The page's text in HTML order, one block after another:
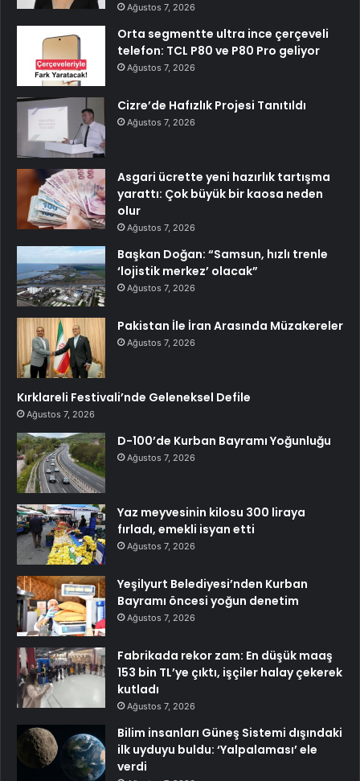
Ağustos 7, 2026
Orta segmentte ultra ince çerçeveli
telefon: TCL P80 ve P80 Pro geliyor
Ağustos 7, 2026
Cizre’de Hafızlık Projesi Tanıtıldı
Ağustos 7, 2026
Asgari ücrette yeni hazırlık tartışma
yarattı: Çok büyük bir kaosa neden
olur
Ağustos 7, 2026
Başkan Doğan: “Samsun, hızlı trenle
‘lojistik merkez’ olacak”
Ağustos 7, 2026
Pakistan İle İran Arasında Müzakereler
Ağustos 7, 2026
Kırklareli Festivali’nde Geleneksel Defile
Ağustos 7, 2026
D-100’de Kurban Bayramı Yoğunluğu
Ağustos 7, 2026
Yaz meyvesinin kilosu 300 liraya
fırladı, emekli isyan etti
Ağustos 7, 2026
Yeşilyurt Belediyesi’nden Kurban
Bayramı öncesi yoğun denetim
Ağustos 7, 2026
Fabrikada rekor zam: En düşük maaş
153 bin TL’ye çıktı, işçiler halay çekerek
kutladı
Ağustos 7, 2026
Bilim insanları Güneş Sistemi dışındaki
ilk uyduyu buldu: ‘Yalpalaması’ ele
verdi